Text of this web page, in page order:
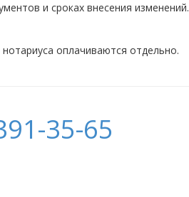
и сроках внесения изменений.
оплачиваются отдельно.
35-65